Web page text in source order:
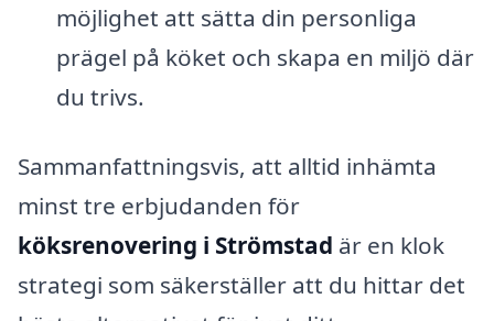
möjlighet att sätta din personliga
prägel på köket och skapa en miljö där
du trivs.
Sammanfattningsvis, att alltid inhämta
minst tre erbjudanden för
köksrenovering i Strömstad är en klok
strategi som säkerställer att du hittar det